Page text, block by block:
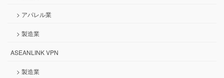
> アパレル業
> 製造業
ASEANLINK VPN
> 製造業